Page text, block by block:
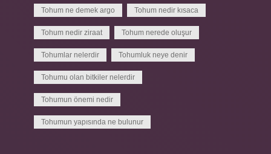
Tohum ne demek argo Tohum nedir kısaca
Tohum nedir ziraat Tohum nerede oluşur
Tohumlar nelerdir Tohumluk neye denir
Tohumu olan bitkiler nelerdir
Tohumun önemi nedir
Tohumun yapısında ne bulunur